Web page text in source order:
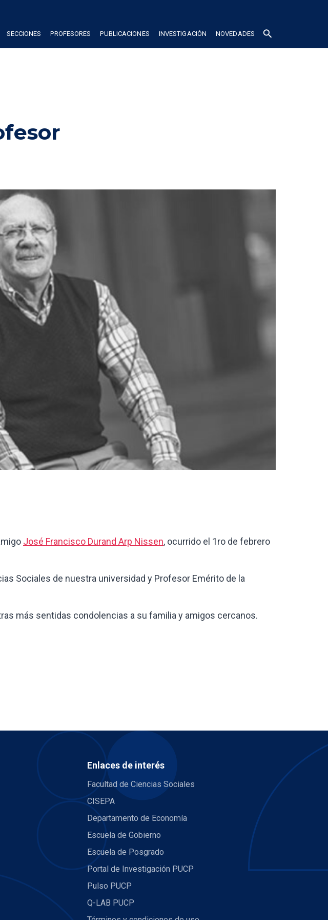
SECCIONES PROFESORES PUBLICACIONES INVESTIGACIÓN NOVEDADES search
José Francisco Durand Arp Nissen, ocurrido el 1ro de febrero
Sociales de nuestra universidad y Profesor Emérito de la
más sentidas condolencias a su familia y amigos cercanos.
Enlaces de interés
Facultad de Ciencias Sociales
CISEPA
Departamento de Economía
Escuela de Gobierno
Escuela de Posgrado
Portal de Investigación PUCP
Pulso PUCP
Q-LAB PUCP